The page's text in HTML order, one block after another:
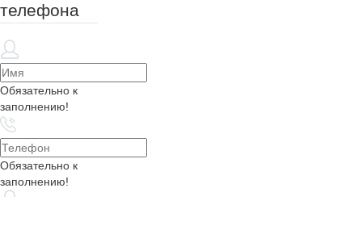
телефона
Обязательно к
заполнению!
Обязательно к
заполнению!